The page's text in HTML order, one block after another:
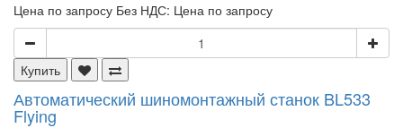
Цена по запросу Без НДС: Цена по запросу
Купить
Автоматический шиномонтажный станок BL533
Flying